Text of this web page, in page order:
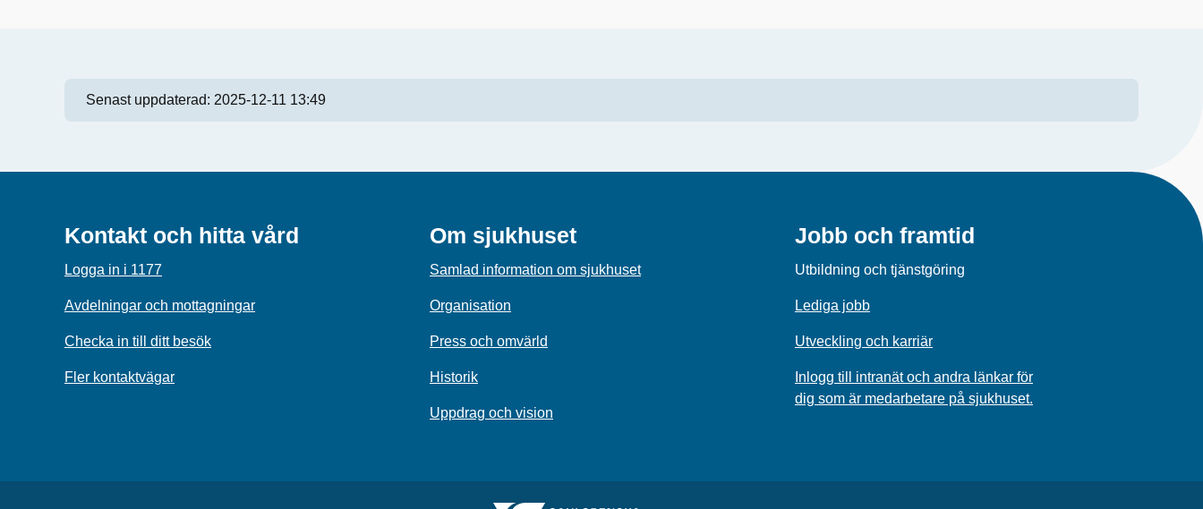
Senast uppdaterad: 2025-12-11 13:49
Kontakt och hitta vård
Logga in i 1177
Avdelningar och mottagningar
Checka in till ditt besök
Fler kontaktvägar
Om sjukhuset
Samlad information om sjukhuset
Organisation
Press och omvärld
Historik
Uppdrag och vision
Jobb och framtid
Utbildning och tjänstgöring
Lediga jobb
Utveckling och karriär
Inlogg till intranät och andra länkar för
dig som är medarbetare på sjukhuset.